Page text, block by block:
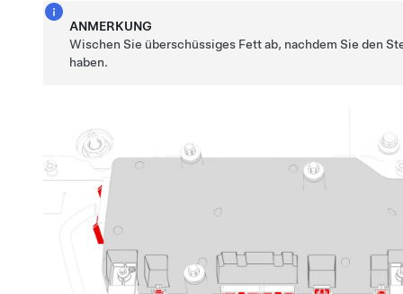
ANMERKUNG
Wischen Sie überschüssiges Fett ab, nachdem Sie den
haben.